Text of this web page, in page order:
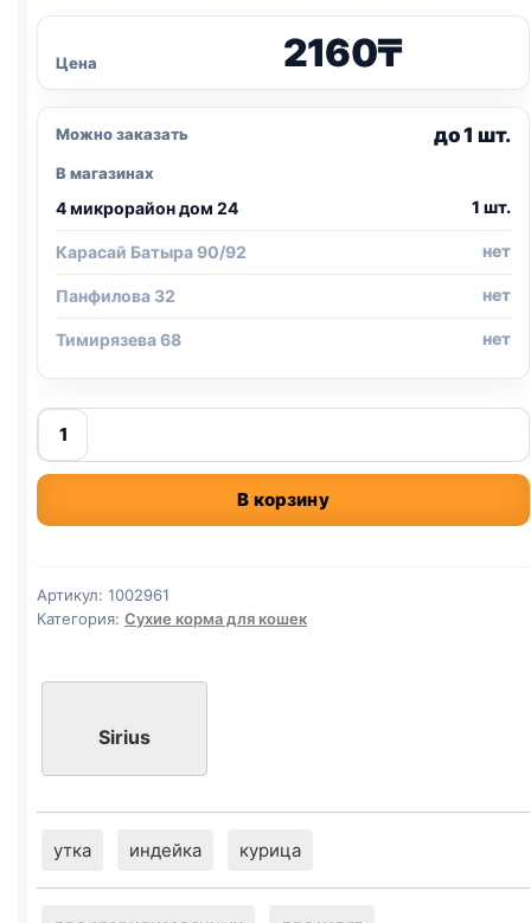
Цена 2160₸
Можно заказать до 1 шт.
В магазинах
4 микрорайон дом 24 1 шт.
Карасай Батыра 90/92 нет
Панфилова 32 нет
Тимирязева 68 нет
Количество
товара
Sirius
(ЛОСОСЬ,
400г
В корзину
Артикул: 1002961
Категория: Сухие корма для кошек
Sirius
утка индейка курица